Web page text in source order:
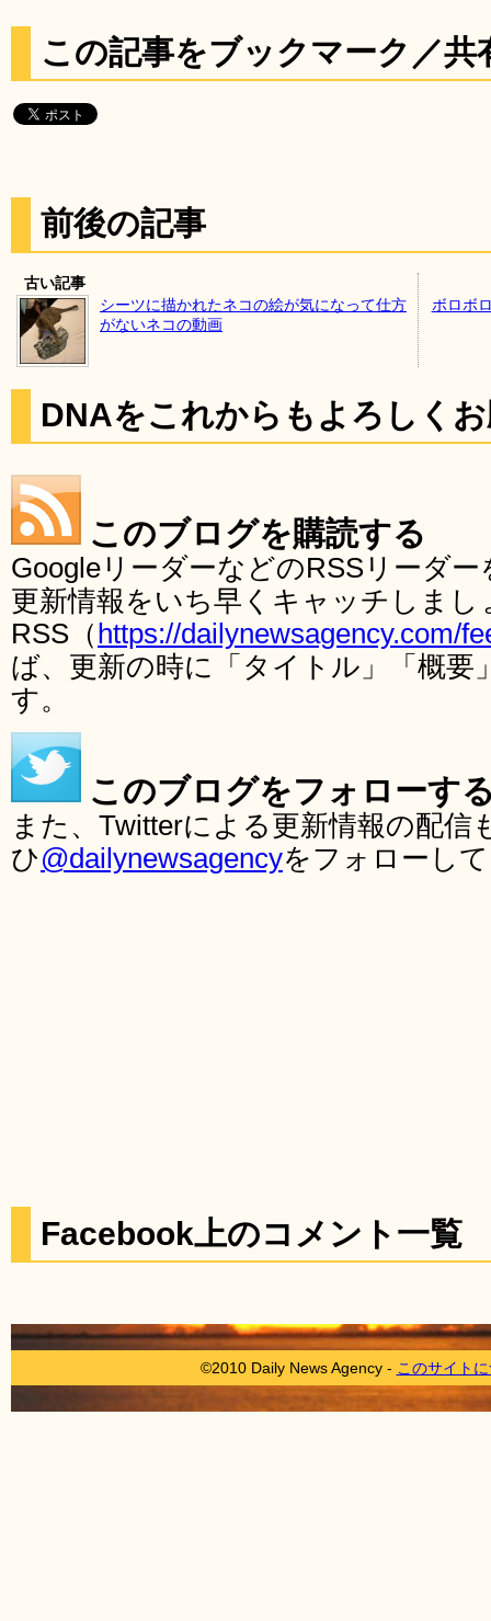
この記事をブックマーク／共
前後の記事
古い記事
シーツに描かれたネコの絵が気になって仕方
がないネコの動画
ボロボ
DNAをこれからもよろしく
このブログを購読する
GoogleリーダーなどのRSSリーダ
更新情報をいち早くキャッチしま
RSS（ https://dailynewsagency.com/
ば、更新の時に「タイトル」「概要
す。
このブログをフォローす
また、Twitterによる更新情報の配
ひ@dailynewsagencyをフォローし
Facebook上のコメント一覧
©2010 Daily News Agency - このサイト